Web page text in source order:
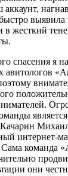
выявила
жесткий
спасения я
авитологов
интернет-
команда
они